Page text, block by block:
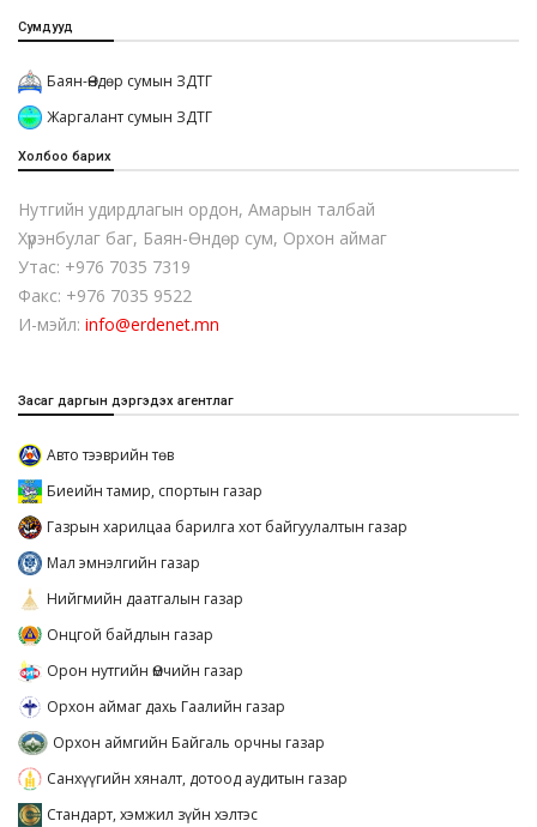
Сумдууд
Баян-Өндөр сумын ЗДТГ
Жаргалант сумын ЗДТГ
Холбоо барих
Нутгийн удирдлагын ордон, Амарын талбай
Хүрэнбулаг баг, Баян-Өндөр сум, Орхон аймаг
Утас: +976 7035 7319
Факс: +976 7035 9522
И-мэйл: info@erdenet.mn
Засаг даргын дэргэдэх агентлаг
Авто тээврийн төв
Биеийн тамир, спортын газар
Газрын харилцаа барилга хот байгуулалтын газар
Мал эмнэлгийн газар
Нийгмийн даатгалын газар
Онцгой байдлын газар
Орон нутгийн Өмчийн газар
Орхон аймаг дахь Гаалийн газар
Орхон аймгийн Байгаль орчны газар
Санхүүгийн хяналт, дотоод аудитын газар
Стандарт, хэмжил зүйн хэлтэс